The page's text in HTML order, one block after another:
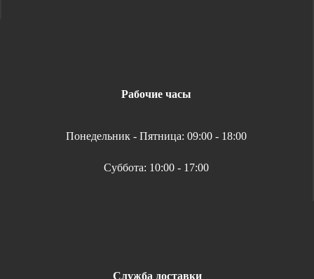
Рабочие часы
Понедельник - Пятница: 09:00 - 18:00
Суббота: 10:00 - 17:00
Служба доставки